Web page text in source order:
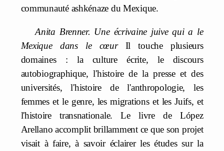
communauté ashkénaze du Mexique.
Anita Brenner. Une écrivaine juive qui a le
Mexique dans le cœurIl touche plusieurs
domaines : la culture écrite, le discours
autobiographique, l'histoire de la presse et des
universités, l'histoire de l'anthropologie, les
femmes et le genre, les migrations et les Juifs, et
l'histoire transnationale. Le livre de López
Arellano accomplit brillamment ce que son projet
visait à faire, à savoir éclairer les études sur la